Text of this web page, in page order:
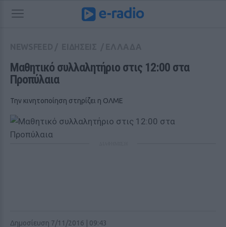
Μαθητικό συλλαλητήριο στις 12:00 στα
Προπύλαια
Την κινητοποίηση στηρίζει η ΟΛΜΕ
Δημοσίευση 7/11/2016 | 09:43